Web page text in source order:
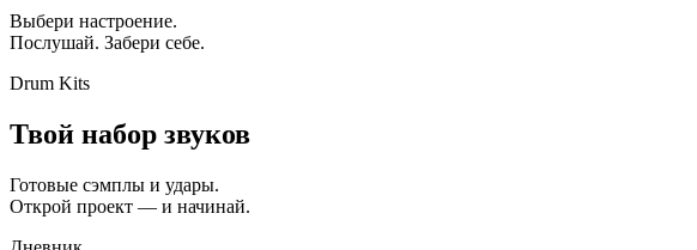
Выбери настроение.
Послушай. Забери себе.
Drum Kits
Твой набор звуков
Готовые сэмплы и удары.
Открой проект — и начинай.